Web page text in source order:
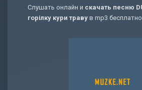
Слушать онлайн и скачать песню
горілку кури траву в mp3 бесплатно